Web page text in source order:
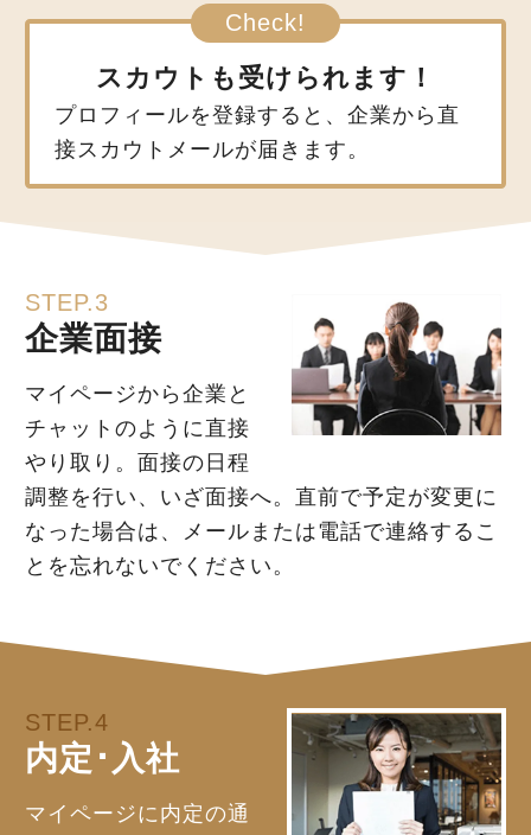
スカウトも受けられます！
プロフィールを登録すると、企業から直
接スカウトメールが届きます。
STEP.3
企業面接
マイページから企業と
チャットのように直接
やり取り。面接の日程
調整を行い、いざ面接へ。直前で予定が変更に
なった場合は、メールまたは電話で連絡するこ
とを忘れないでください。
STEP.4
内定･入社
マイページに内定の通